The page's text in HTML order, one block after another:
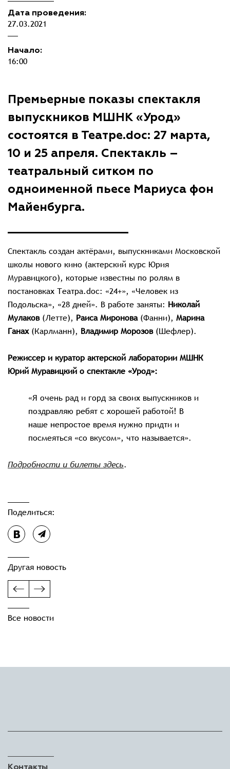
Дата проведения:
27.03.2021
Начало:
16:00
Премьерные показы спектакля
выпускников МШНК «Урод»
состоятся в Театре.doc: 27 марта,
10 и 25 апреля. Спектакль –
театральный ситком по
одноименной пьесе Мариуса фон
Майенбурга.
Спектакль создан актёрами, выпускниками Московской
школы нового кино (актерский курс Юрия
Муравицкого), которые известны по ролям в
постановках Театра.doc: «24+», «Человек из
Подольска», «28 дней». В работе заняты: Николай
Мулаков(Летте), Раиса Миронова(Фанни), Марина
Ганах(Карлманн), Владимир Морозов(Шефлер).
Режиссер и куратор актерской лаборатории МШНК
Юрий Муравицкий о спектакле «Урод»:
«Я очень рад и горд за своих выпускников и
поздравляю ребят с хорошей работой! В
наше непростое время нужно придти и
посмеяться «со вкусом», что называется».
Подробности и билеты здесь.
Поделиться:
Другая новость
Все новости
Контакты